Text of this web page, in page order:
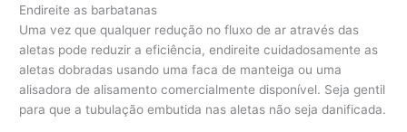
Endireite as barbatanas
Uma vez que qualquer redução no fluxo de ar através das
aletas pode reduzir a eficiência, endireite cuidadosamente as
aletas dobradas usando uma faca de manteiga ou uma
alisadora de alisamento comercialmente disponível. Seja gentil
para que a tubulação embutida nas aletas não seja danificada.